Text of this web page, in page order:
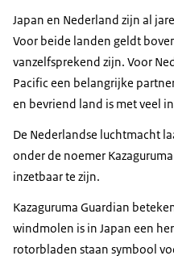
Japan en Nederland zijn al
Voor beide landen geldt
vanzelfsprekend zijn. Voor
Pacific een belangrijke
en bevriend land is met veel
De Nederlandse luchtmacht
onder de noemer
inzetbaar te zijn.
Kazaguruma Guardian
windmolen is in Japan een
rotorbladen staan symbool